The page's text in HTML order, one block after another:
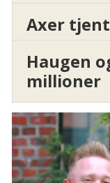
Axer
Haugen
millioner